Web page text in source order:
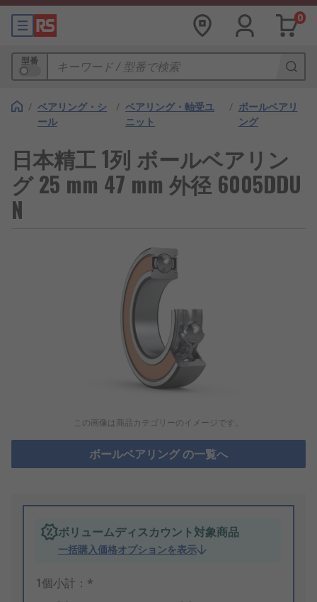
0
型番
/ ベアリング・シ
ール
/ ベアリング・軸受ユ
ニット
/ ボールベアリ
ング
日本精工 1列 ボールベアリン
グ 25 mm 47 mm 外径 6005DDU
N
この画像は商品カテゴリーのイメージです。
ボールベアリング の一覧へ
ボリュームディスカウント対象商品
一括購入価格オプションを表示
1個小計：*